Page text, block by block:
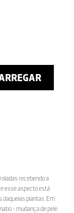
recebendo a
esse aspecto está
daquelas plantas. Em
- mudança de pele